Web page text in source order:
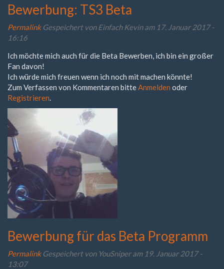
Bewerbung: TS3 Beta
Permalink Gespeichert von Einfach Kevinam 17. Januar 2017 -
16:16
Ich möchte mich auch für die Beta Bewerben, ich bin ein großer
Fan davon!
Ich würde mich freuen wenn ich noch mit machen könnte!
Zum Verfassen von Kommentaren bitte Anmelden oder
Registrieren
Bewerbung für das Beta Programm
Permalink Gespeichert von YouSniperam 19. Januar 2017 -
13:07